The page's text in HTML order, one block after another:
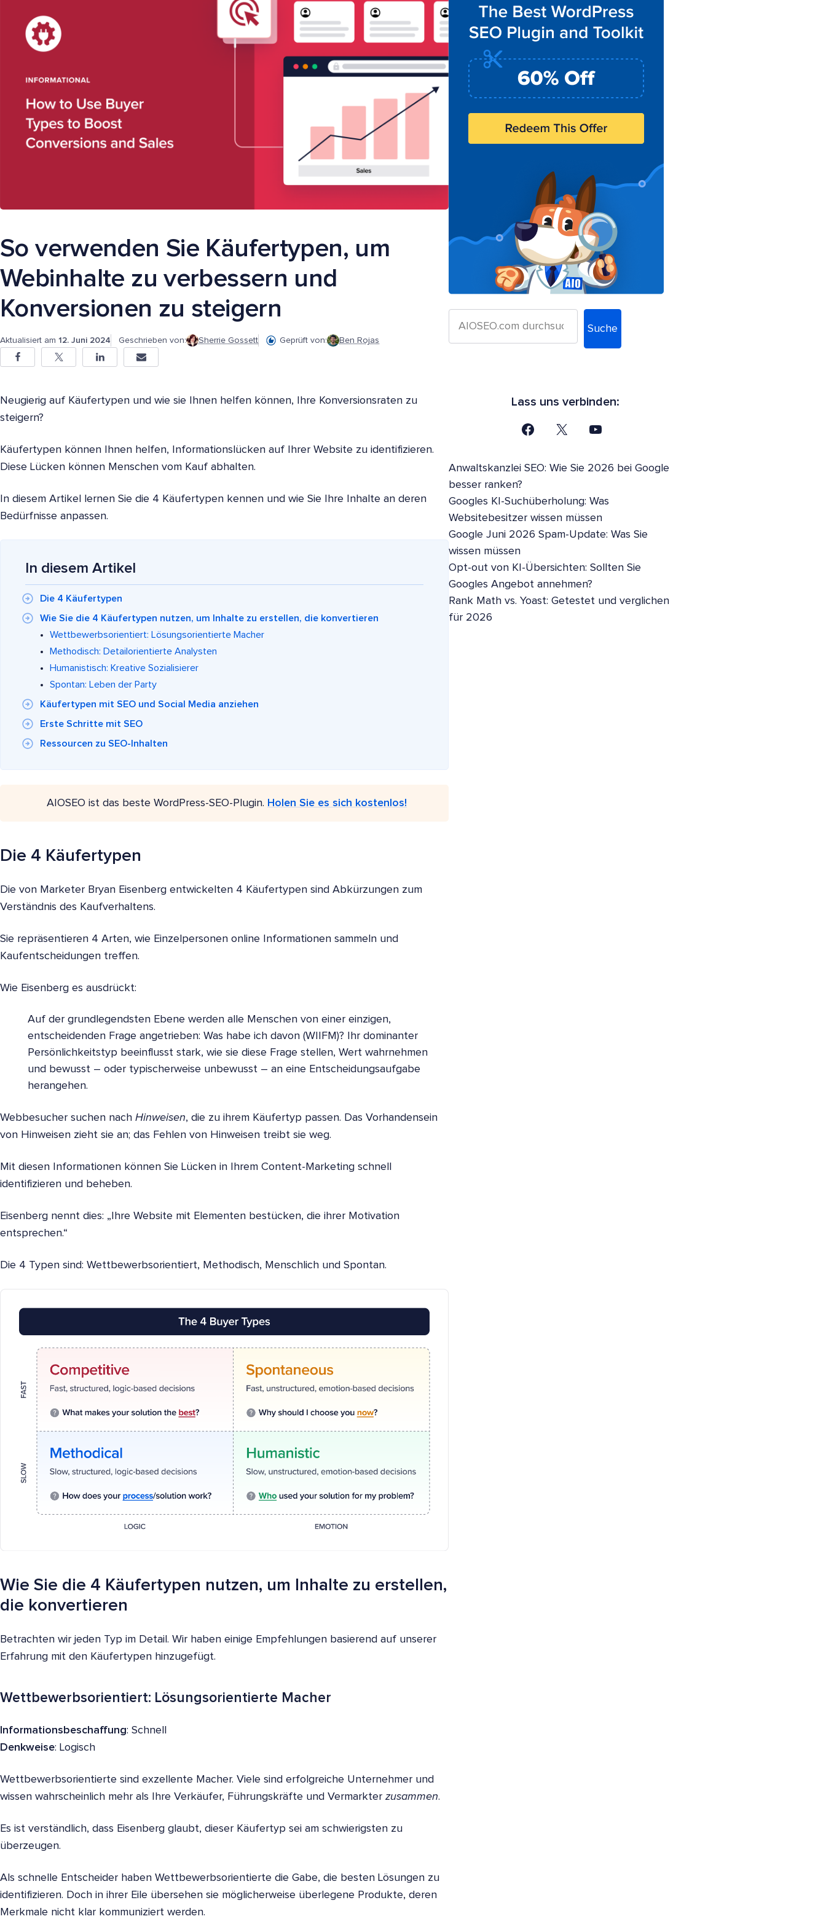
So verwenden Sie Käufertypen, um
Webinhalte zu verbessern und
Konversionen zu steigern
Aktualisiert am 12. Juni 2024 Geschrieben von: Sherrie Gossett Geprüft von: Ben Rojas
Neugierig auf Käufertypen und wie sie Ihnen helfen können, Ihre Konversionsraten zu
steigern?
Käufertypen können Ihnen helfen, Informationslücken auf Ihrer Website zu identifizieren.
Diese Lücken können Menschen vom Kauf abhalten.
In diesem Artikel lernen Sie die 4 Käufertypen kennen und wie Sie Ihre Inhalte an deren
Bedürfnisse anpassen.
In diesem Artikel
Die 4 Käufertypen
Wie Sie die 4 Käufertypen nutzen, um Inhalte zu erstellen, die konvertieren
Wettbewerbsorientiert: Lösungsorientierte Macher
Methodisch: Detailorientierte Analysten
Humanistisch: Kreative Sozialisierer
Spontan: Leben der Party
Käufertypen mit SEO und Social Media anziehen
Erste Schritte mit SEO
Ressourcen zu SEO-Inhalten
AIOSEO ist das beste WordPress-SEO-Plugin. Holen Sie es sich kostenlos!
Die 4 Käufertypen
Die von Marketer Bryan Eisenberg entwickelten 4 Käufertypen sind Abkürzungen zum
Verständnis des Kaufverhaltens.
Sie repräsentieren 4 Arten, wie Einzelpersonen online Informationen sammeln und
Kaufentscheidungen treffen.
Wie Eisenberg es ausdrückt:
Auf der grundlegendsten Ebene werden alle Menschen von einer einzigen,
entscheidenden Frage angetrieben: Was habe ich davon (WIIFM)? Ihr dominanter
Persönlichkeitstyp beeinflusst stark, wie sie diese Frage stellen, Wert wahrnehmen
und bewusst – oder typischerweise unbewusst – an eine Entscheidungsaufgabe
herangehen.
Webbesucher suchen nach Hinweisen, die zu ihrem Käufertyp passen. Das Vorhandensein
von Hinweisen zieht sie an; das Fehlen von Hinweisen treibt sie weg.
Mit diesen Informationen können Sie Lücken in Ihrem Content-Marketing schnell
identifizieren und beheben.
Eisenberg nennt dies: „Ihre Website mit Elementen bestücken, die ihrer Motivation
entsprechen.“
Die 4 Typen sind: Wettbewerbsorientiert, Methodisch, Menschlich und Spontan.
Wie Sie die 4 Käufertypen nutzen, um Inhalte zu erstellen,
die konvertieren
Betrachten wir jeden Typ im Detail. Wir haben einige Empfehlungen basierend auf unserer
Erfahrung mit den Käufertypen hinzugefügt.
Wettbewerbsorientiert: Lösungsorientierte Macher
Informationsbeschaffung: Schnell
Denkweise: Logisch
Wettbewerbsorientierte sind exzellente Macher. Viele sind erfolgreiche Unternehmer und
wissen wahrscheinlich mehr als Ihre Verkäufer, Führungskräfte und Vermarkter zusammen.
Es ist verständlich, dass Eisenberg glaubt, dieser Käufertyp sei am schwierigsten zu
überzeugen.
Als schnelle Entscheider haben Wettbewerbsorientierte die Gabe, die besten Lösungen zu
identifizieren. Doch in ihrer Eile übersehen sie möglicherweise überlegene Produkte, deren
Merkmale nicht klar kommuniziert werden.
Suche
Lass uns verbinden:
Anwaltskanzlei SEO: Wie Sie 2026 bei Google
besser ranken?
Googles KI-Suchüberholung: Was
Websitebesitzer wissen müssen
Google Juni 2026 Spam-Update: Was Sie
wissen müssen
Opt-out von KI-Übersichten: Sollten Sie
Googles Angebot annehmen?
Rank Math vs. Yoast: Getestet und verglichen
für 2026